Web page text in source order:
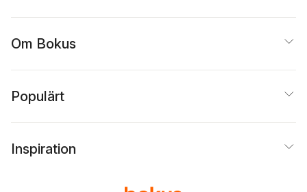
Om Bokus
Populärt
Inspiration